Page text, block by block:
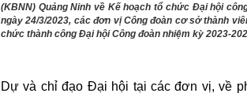
(KBNN) Quảng Ninh về Kế hoạch tổ chức Đại hội
ngày 24/3/2023, các đơn vị Công đoàn cơ sở thành
chức thành công Đại hội Công đoàn nhiệm kỳ 2023-
Dự và chỉ đạo Đại hội tại các đơn vị, về